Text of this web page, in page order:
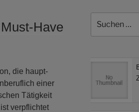
Have
die haupt-
einer
Tätigkeit
verpflichtet
nach: